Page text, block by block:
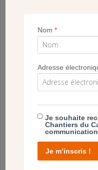
La restauratrice détaille une
L’ENQUÊTE SUR
Nom*
Adresse
Je souhaite
Chantiers du
Je m’inscris !